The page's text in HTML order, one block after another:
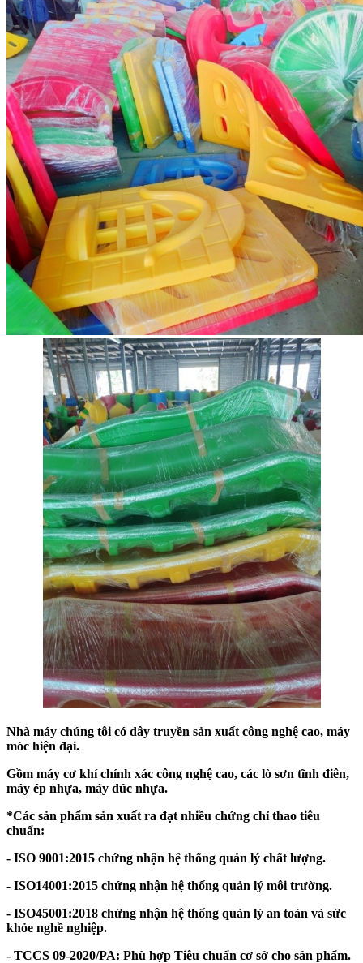
Nhà máy chúng tôi có dây truyền sản xuất công nghệ cao, máy
móc hiện đại.
Gồm máy cơ khí chính xác công nghệ cao, các lò sơn tĩnh điên,
máy ép nhựa, máy đúc nhựa.
*Các sản phẩm sản xuất ra đạt nhiều chứng chỉ thao tiêu
chuẩn:
- ISO 9001:2015 chứng nhận hệ thống quản lý chất lượng.
- ISO14001:2015 chứng nhận hệ thống quản lý môi trường.
- ISO45001:2018 chứng nhận hệ thống quản lý an toàn và sức
khỏe nghề nghiệp.
- TCCS 09-2020/PA: Phù hợp Tiêu chuẩn cơ sở cho sản phẩm.